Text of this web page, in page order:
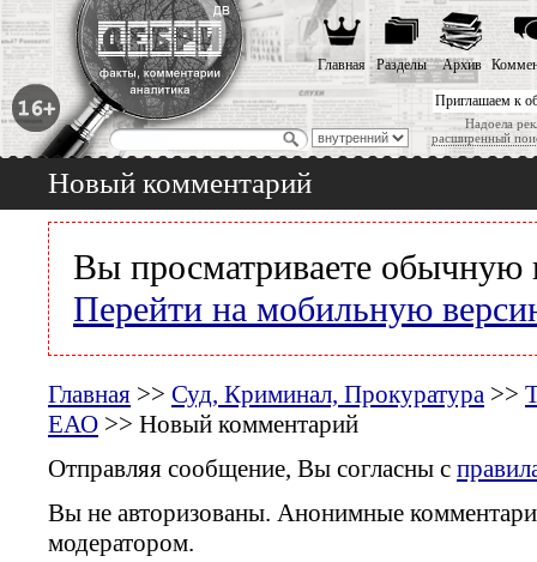
Приглашаем к
Надоела
расширенный
Главная Разделы Архив
Новый комментарий
Вы просматриваете обычную
Перейти на мобильную
Главная >> Суд, Криминал, Прокуратура >>
ЕАО >> Новый комментарий
Отправляя сообщение, Вы согласны с
Вы не авторизованы. Анонимные
модератором.